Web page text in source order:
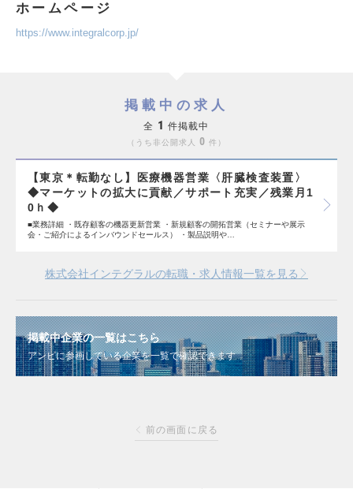
ホームページ
https://www.integralcorp.jp/
掲載中の求人
全 1 件掲載中
うち非公開求人 0 件
【東京＊転勤なし】医療機器営業〈肝臓検査装置〉
◆マーケットの拡大に貢献／サポート充実／残業月1
0ｈ◆
■業務詳細 ・既存顧客の機器更新営業 ・新規顧客の開拓営業（セミナーや展示
会・ご紹介によるインバウンドセールス） ・製品説明や…
株式会社インテグラルの転職・求人情報一覧を見る
掲載中企業の一覧はこちら
アンビに参画している企業を一覧で確認できます
前の画面に戻る